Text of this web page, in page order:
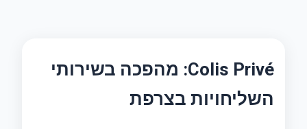
Colis Privé: מהפכה בשירותי
השליחויות בצרפת